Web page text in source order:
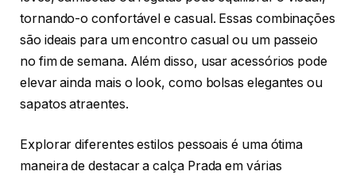
tornando-o confortável e casual. Essas combinações
são ideais para um encontro casual ou um passeio
no fim de semana. Além disso, usar acessórios pode
elevar ainda mais o look, como bolsas elegantes ou
sapatos atraentes.
Explorar diferentes estilos pessoais é uma ótima
maneira de destacar a calça Prada em várias